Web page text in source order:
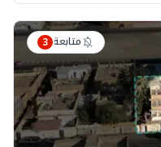
متابعة 3